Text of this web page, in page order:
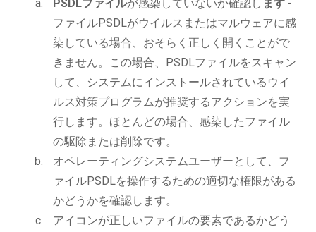
PSDLファイルが感染していないか確認し ます -
ファイルPSDLがウイルスまたはマルウェアに感
染している場合、おそらく正しく開くことがで
きません。この場合、PSDLファイルをスキャン
して、システムにインストールされているウイ
ルス対策プログラムが推奨するアクションを実
行します。ほとんどの場合、感染したファイル
の駆除または削除です。
オペレーティングシステムユーザーとして、フ
ァイルPSDLを操作するための適切な権限がある
かどうかを確認します。
アイコンが正しいファイルの要素であるかどう